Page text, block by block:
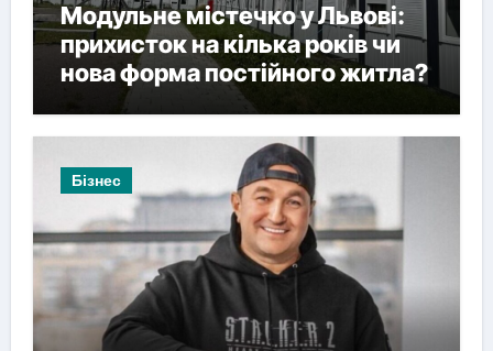
Модульне містечко у Львові:
прихисток на кілька років чи
нова форма постійного житла?
Бізнес